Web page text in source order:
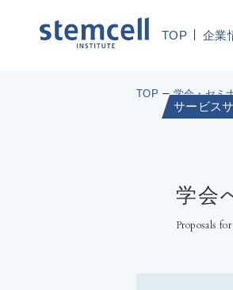
TOP 企業
サービス
TOP 学会・セミ
学会
Proposals